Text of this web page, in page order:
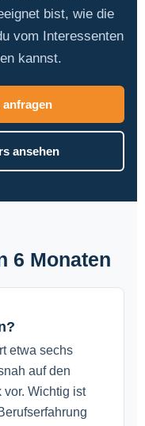
bist, wie die
vom Interessenten
kannst.
ansehen
6 Monaten
etwa sechs
auf den
Wichtig ist